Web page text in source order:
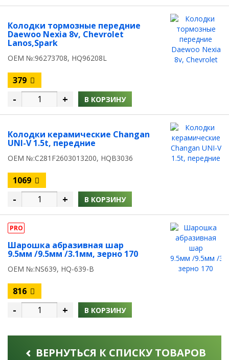
Колодки тормозные передние
Daewoo Nexia 8v, Chevrolet
Lanos,Spark
OEM №:96273708, HQ96208L
379
- + В КОРЗИНУ
Колодки керамические Changan
UNI-V 1.5t, передние
OEM №:C281F2603013200, HQB3036
1069
- + В КОРЗИНУ
PRO
Шарошка абразивная шар
9.5мм /9.5мм /3.1мм, зерно 170
OEM №:NS639, HQ-639-B
816
- + В КОРЗИНУ
ВЕРНУТЬСЯ К СПИСКУ ТОВАРОВ